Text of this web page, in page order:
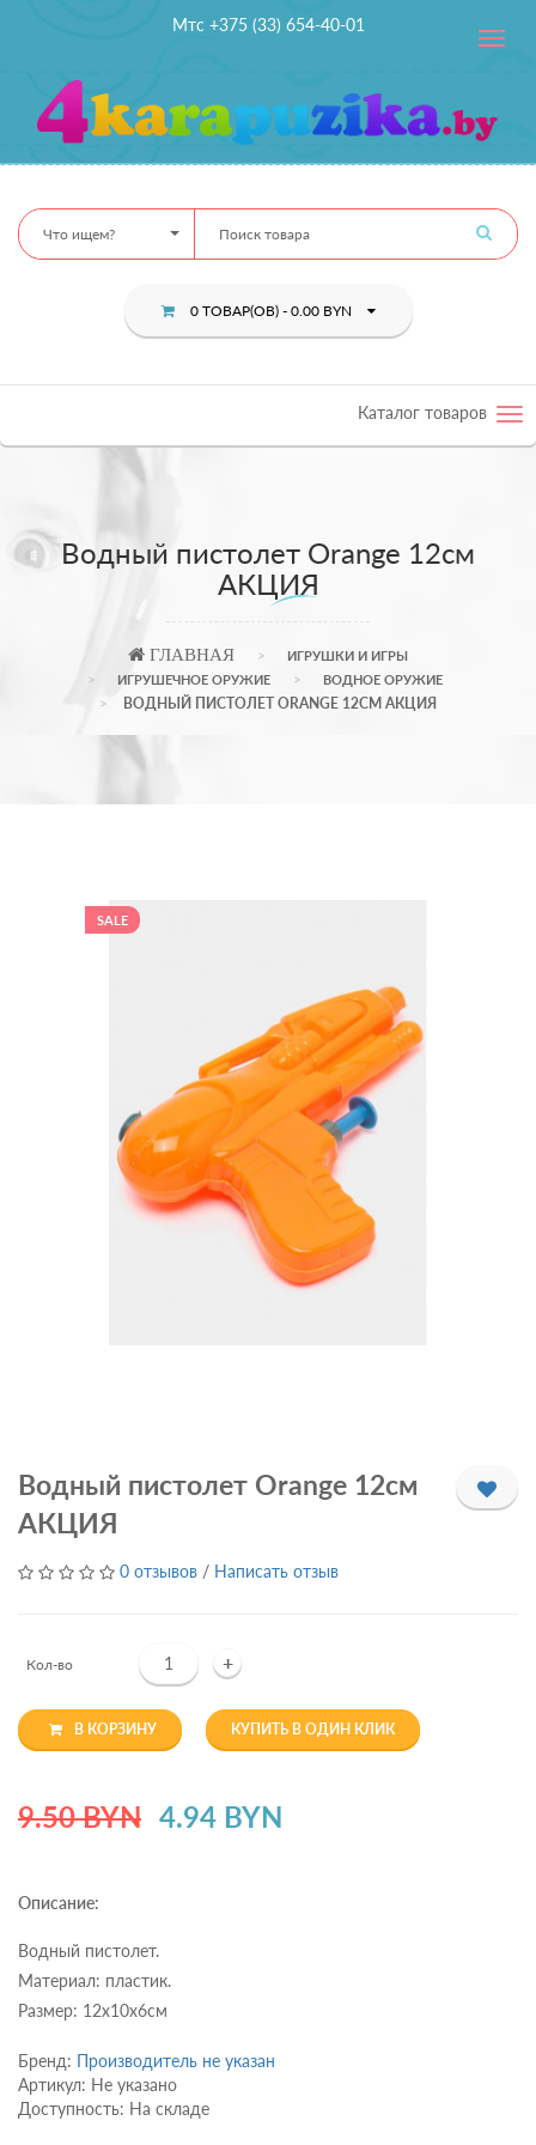
Мтс +375 (33) 654-40-01
Toggle
Что ищем?
0 ТОВАР(ОВ) - 0.00 BYN
Каталог товаров
Водный пистолет Orange 12см
АКЦИЯ
ГЛАВНАЯ
ИГРУШКИ И ИГРЫ
ИГРУШЕЧНОЕ ОРУЖИЕ
ВОДНОЕ ОРУЖИЕ
ВОДНЫЙ ПИСТОЛЕТ ORANGE 12СМ АКЦИЯ
SALE
Водный пистолет Orange 12см
АКЦИЯ
0 отзывов / Написать отзыв
Кол-во +
В КОРЗИНУ КУПИТЬ В ОДИН КЛИК
9.50 BYN 4.94 BYN
Описание:
Водный пистолет.
Материал: пластик.
Размер: 12х10х6см
Бренд: Производитель не указан
Артикул: Не указано
Доступность: На складе